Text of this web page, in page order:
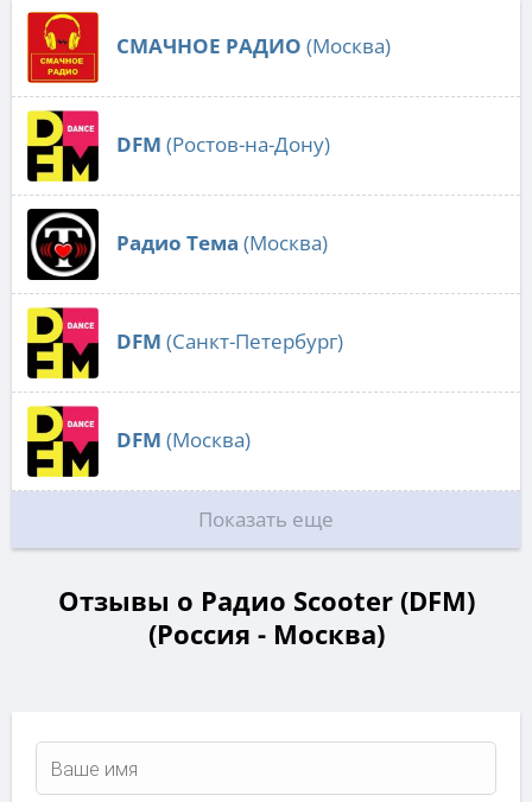
СМАЧНОЕ РАДИО (Москва)
DFM (Ростов-на-Дону)
Радио Тема (Москва)
DFM (Санкт-Петербург)
DFM (Москва)
Показать еще
Отзывы о Радио Scooter (DFM)
(Россия - Москва)